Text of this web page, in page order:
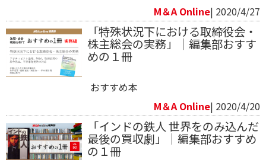
M＆A Online| 2020/4/27
「特殊状況下における取締役会・
株主総会の実務」｜編集部おすす
めの１冊
おすすめ本
M＆A Online| 2020/4/20
「インドの鉄人 世界をのみ込んだ
最後の買収劇」｜編集部おすすめ
の１冊